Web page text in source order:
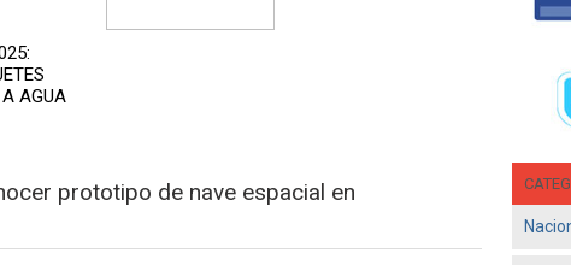
AGUA
prototipo de nave espacial en
Jun
- El